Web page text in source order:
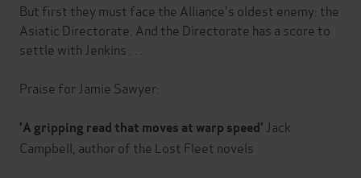
But first they must face the Alliance's oldest enemy: the
Asiatic Directorate. And the Directorate has a score to
settle with Jenkins . . .
Praise for Jamie Sawyer:
'A gripping read that moves at warp speed' Jack
Campbell, author of the Lost Fleet novels